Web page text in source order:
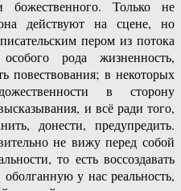
божественного. Только не
действуют на сцене, но
пером из потока
рода жизненность,
повествования; в некоторых
в сторону
и всё ради того,
донести, предупредить.
не вижу перед собой
то есть воссоздавать
у нас реальность,